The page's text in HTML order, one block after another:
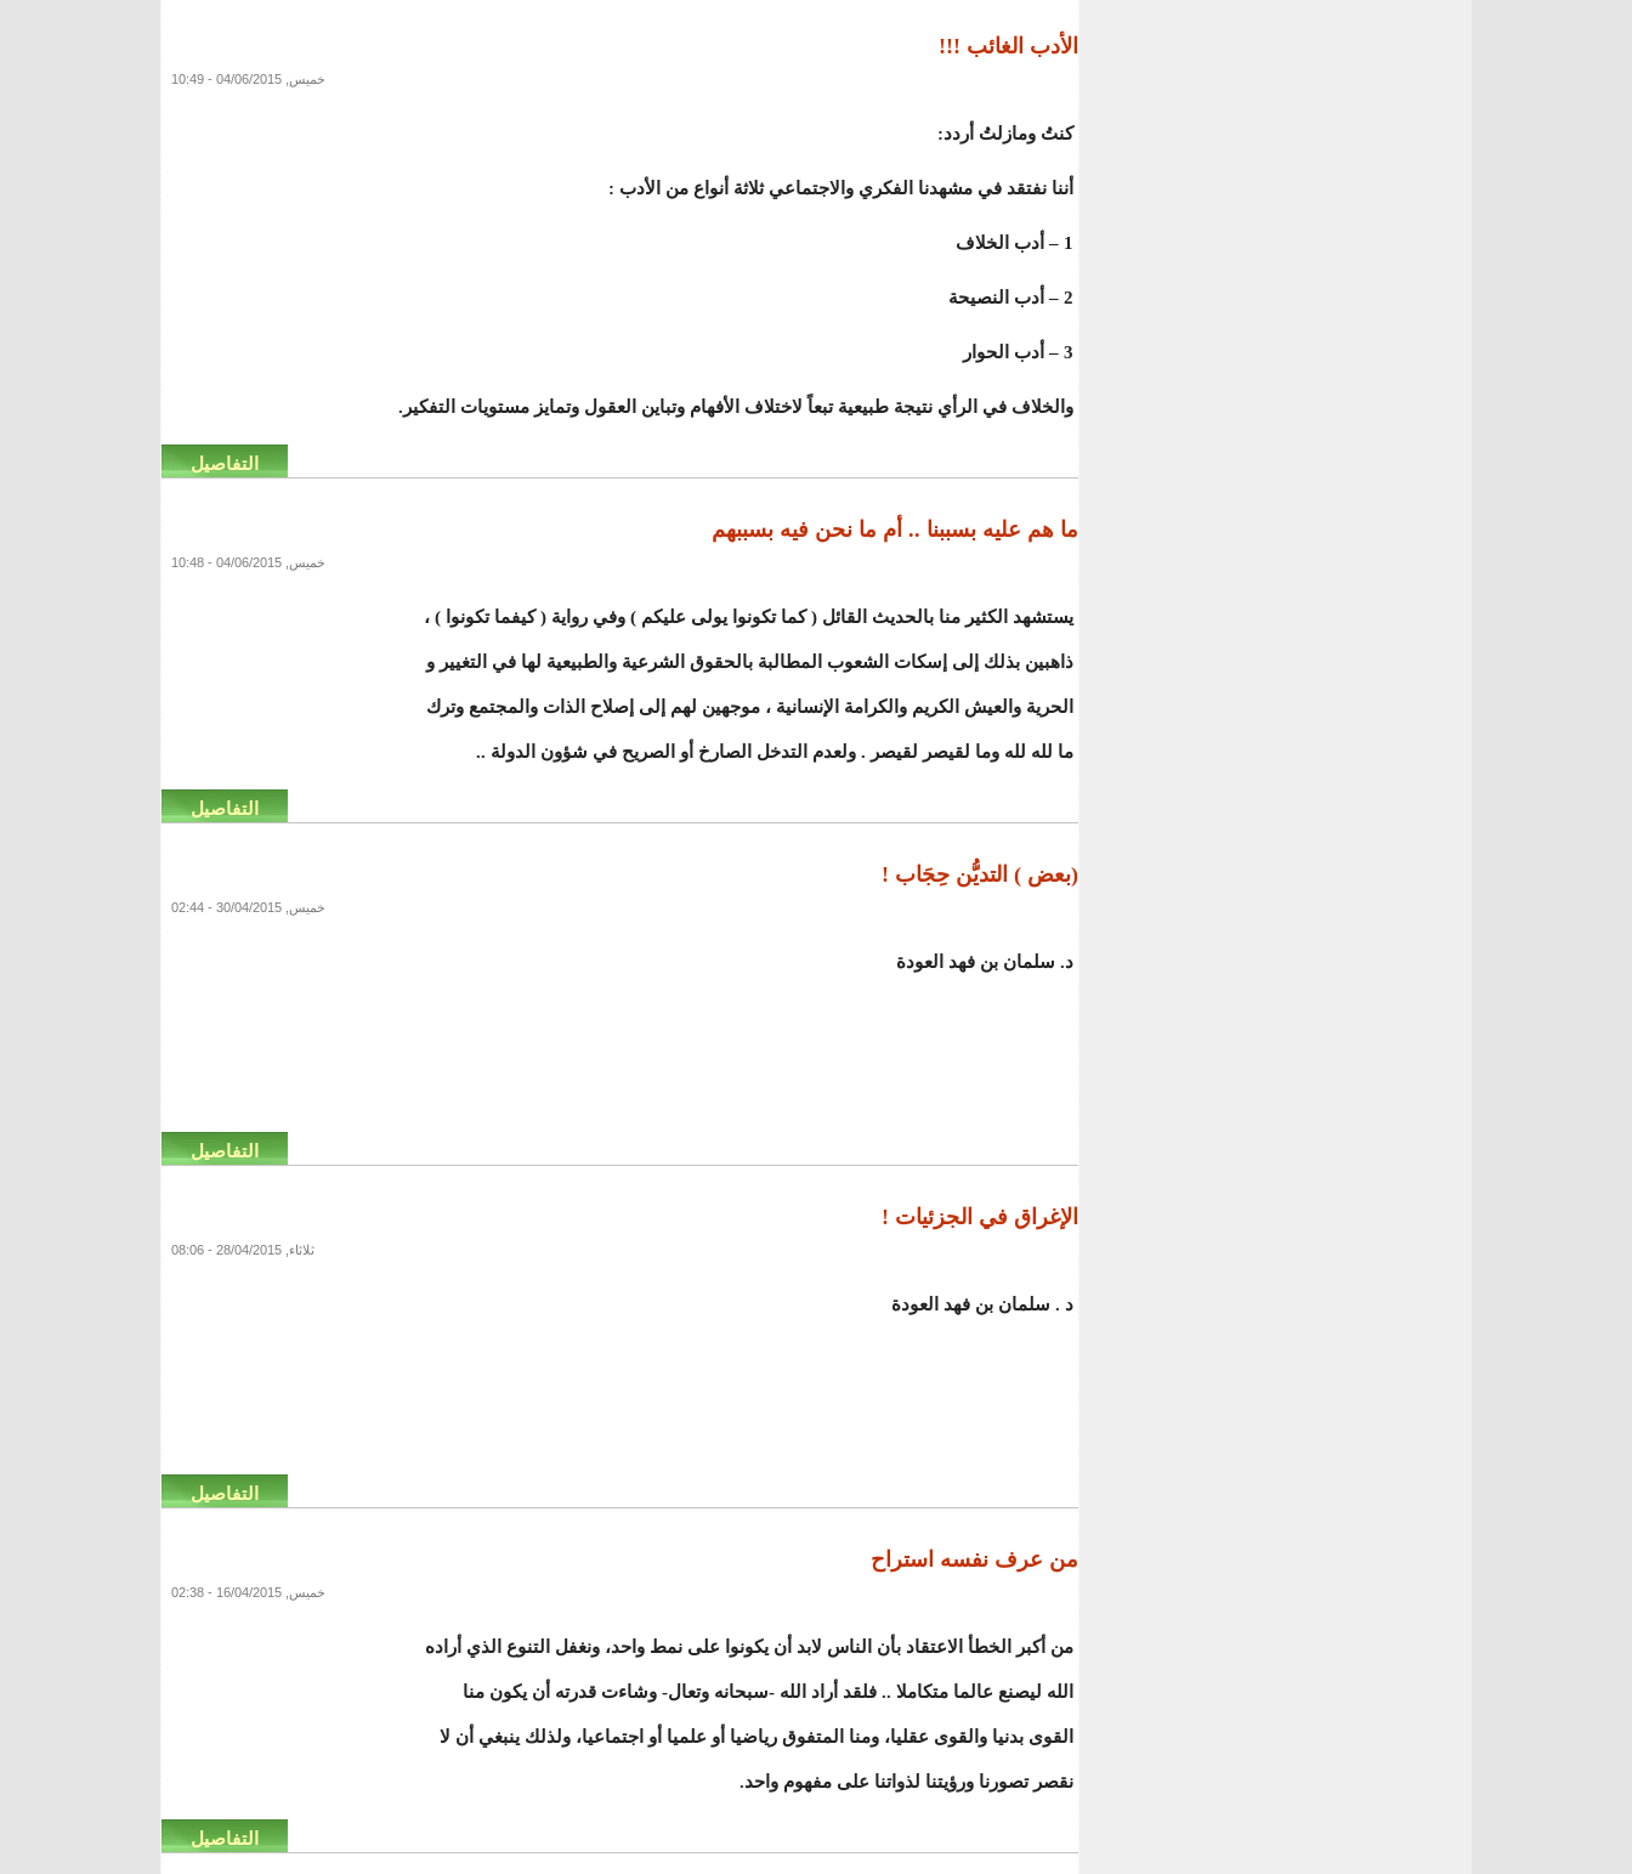
الأدب الغائب !!!
خميس, 04/06/2015 - 10:49
كنتُ ومازلتُ أردد:
أننا نفتقد في مشهدنا الفكري والاجتماعي ثلاثة أنواع من الأدب :
1 – أدب الخلاف
2 – أدب النصيحة
3 – أدب الحوار
والخلاف في الرأي نتيجة طبيعية تبعاً لاختلاف الأفهام وتباين العقول وتمايز مستويات التفكير.
التفاصيل
ما هم عليه بسببنا .. أم ما نحن فيه بسببهم
خميس, 04/06/2015 - 10:48
يستشهد الكثير منا بالحديث القائل ( كما تكونوا يولى عليكم ) وفي رواية ( كيفما تكونوا ) ،
ذاهبين بذلك إلى إسكات الشعوب المطالبة بالحقوق الشرعية والطبيعية لها في التغيير و
الحرية والعيش الكريم والكرامة الإنسانية ، موجهين لهم إلى إصلاح الذات والمجتمع وترك
ما لله لله وما لقيصر لقيصر . ولعدم التدخل الصارخ أو الصريح في شؤون الدولة ..
التفاصيل
‏(ﺑﻌﺾ ‏) ﺍﻟﺘﺪﻳُّﻦ ﺣِﺠَﺎﺏ !
خميس, 30/04/2015 - 02:44
د. سلمان بن فهد العودة
التفاصيل
ﺍﻹﻏﺮﺍﻕ ﻓﻲ ﺍﻟﺠﺰﺋﻴﺎﺕ !
ثلاثاء, 28/04/2015 - 08:06
ﺩ . ﺳﻠﻤﺎﻥ ﺑﻦ ﻓﻬﺪ ﺍﻟﻌﻮﺩﺓ
التفاصيل
من عرف نفسه استراح
خميس, 16/04/2015 - 02:38
من أكبر الخطأ الاعتقاد بأن الناس لابد أن يكونوا على نمط واحد، ونغفل التنوع الذي أراده
الله ليصنع عالما متكاملا .. فلقد أراد الله -سبحانه وتعال- وشاءت قدرته أن يكون منا
القوى بدنيا والقوى عقليا، ومنا المتفوق رياضيا أو علميا أو اجتماعيا، ولذلك ينبغي أن لا
نقصر تصورنا ورؤيتنا لذواتنا على مفهوم واحد.
التفاصيل